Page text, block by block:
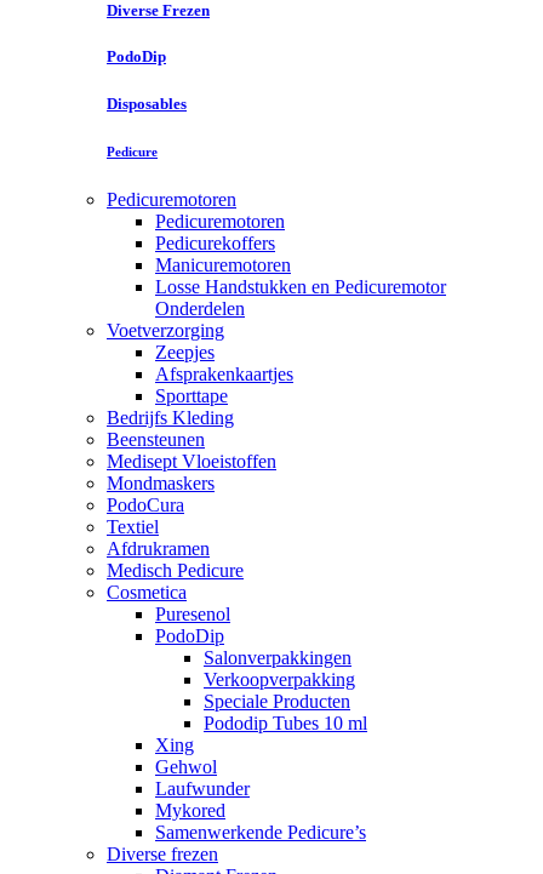
Diverse Frezen
PodoDip
Disposables
Pedicure
Pedicuremotoren
Pedicuremotoren
Pedicurekoffers
Manicuremotoren
Losse Handstukken en Pedicuremotor
Onderdelen
Voetverzorging
Zeepjes
Afsprakenkaartjes
Sporttape
Bedrijfs Kleding
Beensteunen
Medisept Vloeistoffen
Mondmaskers
PodoCura
Textiel
Afdrukramen
Medisch Pedicure
Cosmetica
Puresenol
PodoDip
Salonverpakkingen
Verkoopverpakking
Speciale Producten
Pododip Tubes 10 ml
Xing
Gehwol
Laufwunder
Mykored
Samenwerkende Pedicure’s
Diverse frezen